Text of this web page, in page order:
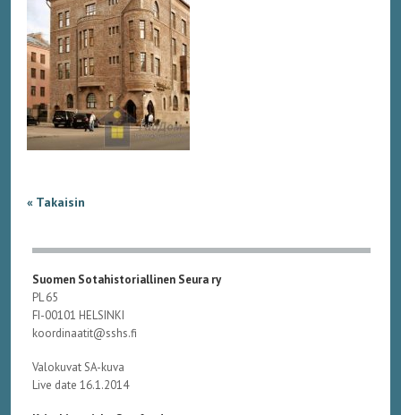
« Takaisin
Suomen Sotahistoriallinen Seura ry
PL 65
FI-00101 HELSINKI
koordinaatit@sshs.fi
Valokuvat SA-kuva
Live date 16.1.2014